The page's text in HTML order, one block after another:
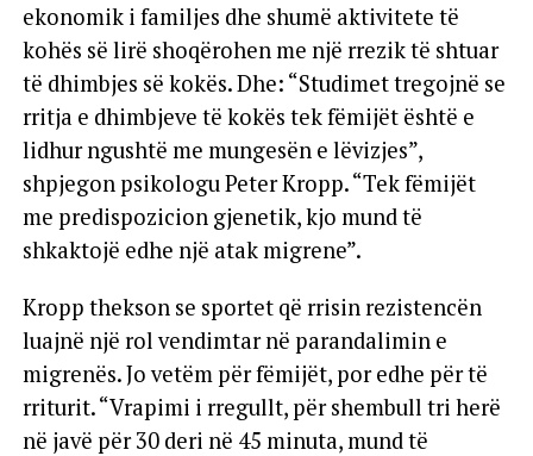
ekonomik i familjes dhe shumë aktivitete të
kohës së lirë shoqërohen me një rrezik të shtuar
të dhimbjes së kokës. Dhe: “Studimet tregojnë se
rritja e dhimbjeve të kokës tek fëmijët është e
lidhur ngushtë me mungesën e lëvizjes”,
shpjegon psikologu Peter Kropp. “Tek fëmijët
me predispozicion gjenetik, kjo mund të
shkaktojë edhe një atak migrene”.
Kropp thekson se sportet që rrisin rezistencën
luajnë një rol vendimtar në parandalimin e
migrenës. Jo vetëm për fëmijët, por edhe për të
rriturit. “Vrapimi i rregullt, për shembull tri herë
në javë për 30 deri në 45 minuta, mund të